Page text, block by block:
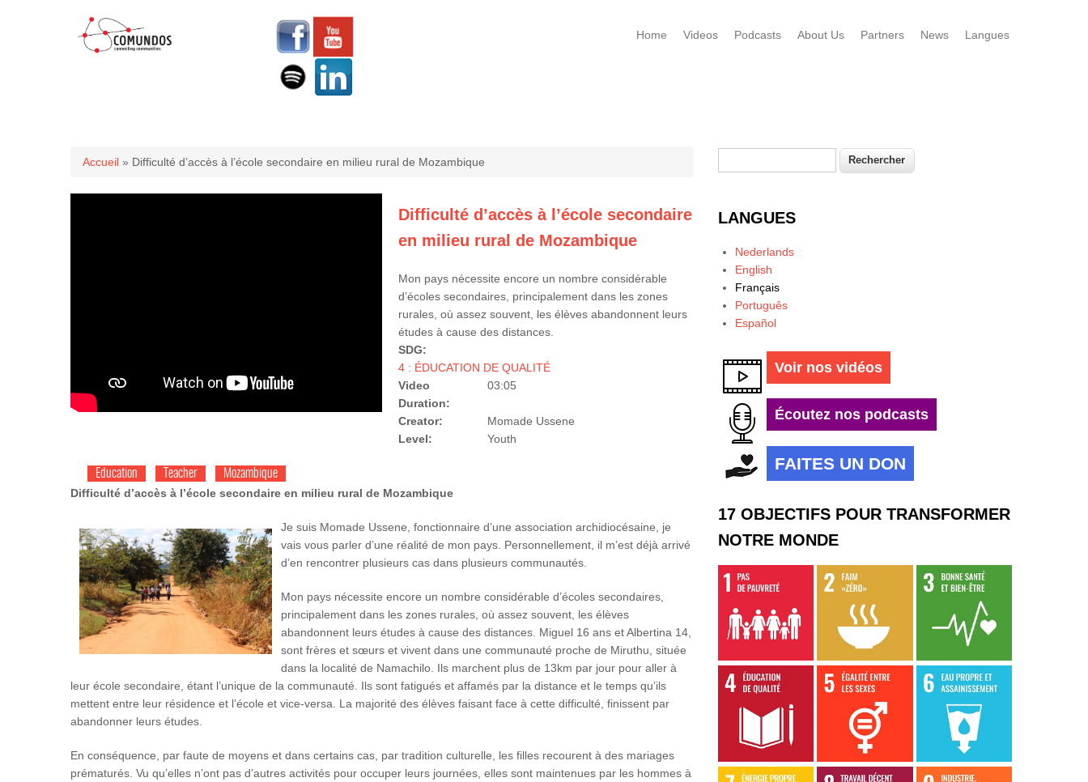
Home Videos Podcasts About Us Partners News Langues
Vous êtes ici
Accueil » Difficulté d’accès à l’école secondaire en milieu rural de Mozambique
Difficulté d’accès à l’école secondaire
en milieu rural de Mozambique
Mon pays nécessite encore un nombre considérable
d’écoles secondaires, principalement dans les zones
rurales, où assez souvent, les élèves abandonnent leurs
études à cause des distances.
SDG:
4 : ÉDUCATION DE QUALITÉ
Video
Duration:
03:05
Creator:
Momade Ussene
Level:
Youth
Education Teacher
Mozambique
Difficulté d’accès à l’école secondaire en milieu rural de Mozambique
Je suis Momade Ussene, fonctionnaire d’une association archidiocésaine, je
vais vous parler d’une réalité de mon pays. Personnellement, il m’est déjà arrivé
d’en rencontrer plusieurs cas dans plusieurs communautés.
Mon pays nécessite encore un nombre considérable d’écoles secondaires,
principalement dans les zones rurales, où assez souvent, les élèves
abandonnent leurs études à cause des distances. Miguel 16 ans et Albertina 14,
sont frères et sœurs et vivent dans une communauté proche de Miruthu, située
dans la localité de Namachilo. Ils marchent plus de 13km par jour pour aller à
leur école secondaire, étant l’unique de la communauté. Ils sont fatigués et affamés par la distance et le temps qu’ils
mettent entre leur résidence et l’école et vice-versa. La majorité des élèves faisant face à cette difficulté, finissent par
abandonner leurs études.
En conséquence, par faute de moyens et dans certains cas, par tradition culturelle, les filles recourent à des mariages
prématurés. Vu qu’elles n’ont pas d’autres activités pour occuper leurs journées, elles sont maintenues par les hommes à
Formulaire de recherche
LANGUES
Nederlands
English
Français
Português
Español
Voir nos vidéos
Écoutez nos podcasts
FAITES UN DON
17 OBJECTIFS POUR TRANSFORMER
NOTRE MONDE